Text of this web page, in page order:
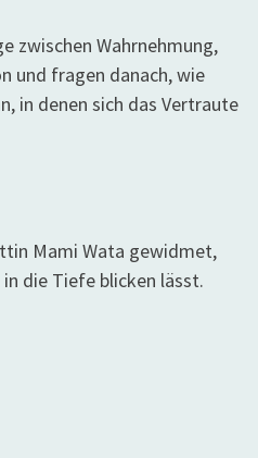
zwischen Wahrnehmung,
und fragen danach, wie
in denen sich das Vertraute
Mami Wata gewidmet,
die Tiefe blicken lässt.